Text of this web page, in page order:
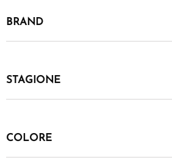
BRAND
STAGIONE
COLORE